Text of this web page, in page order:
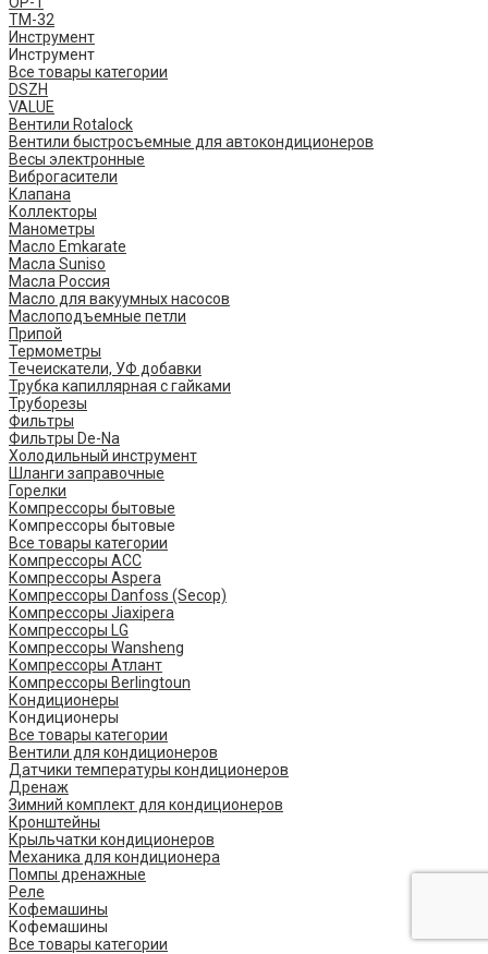
ТМ-32
Инструмент
Инструмент
Все товары категории
DSZH
VALUE
Вентили Rotalock
Вентили быстросъемные для автокондиционеров
Весы электронные
Виброгасители
Клапана
Коллекторы
Манометры
Масло Emkarate
Масла Suniso
Масла Россия
Масло для вакуумных насосов
Маслоподъемные петли
Припой
Термометры
Течеискатели, УФ добавки
Трубка капиллярная с гайками
Труборезы
Фильтры
Фильтры De-Na
Холодильный инструмент
Шланги заправочные
Горелки
Компрессоры бытовые
Компрессоры бытовые
Все товары категории
Компрессоры ACC
Компрессоры Aspera
Компрессоры Danfoss (Secop)
Компрессоры Jiaxipera
Компрессоры LG
Компрессоры Wansheng
Компрессоры Атлант
Компрессоры Berlingtoun
Кондиционеры
Кондиционеры
Все товары категории
Вентили для кондиционеров
Датчики температуры кондиционеров
Дренаж
Зимний комплект для кондиционеров
Кронштейны
Крыльчатки кондиционеров
Механика для кондиционера
Помпы дренажные
Реле
Кофемашины
Кофемашины
Все товары категории